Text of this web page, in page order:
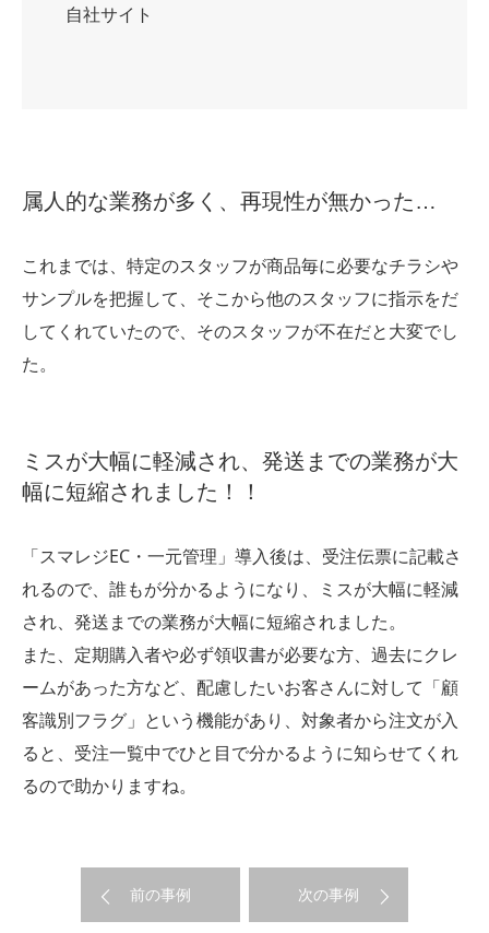
自社サイト
属人的な業務が多く、再現性が無かった…
これまでは、特定のスタッフが商品毎に必要なチラシや
サンプルを把握して、そこから他のスタッフに指示をだ
してくれていたので、そのスタッフが不在だと大変でし
た。
ミスが大幅に軽減され、発送までの業務が大
幅に短縮されました！！
「スマレジEC・一元管理」導入後は、受注伝票に記載さ
れるので、誰もが分かるようになり、ミスが大幅に軽減
され、発送までの業務が大幅に短縮されました。
また、定期購入者や必ず領収書が必要な方、過去にクレ
ームがあった方など、配慮したいお客さんに対して「顧
客識別フラグ」という機能があり、対象者から注文が入
ると、受注一覧中でひと目で分かるように知らせてくれ
るので助かりますね。
前の事例 次の事例